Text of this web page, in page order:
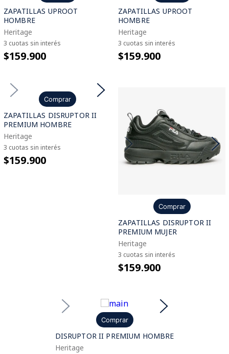
ZAPATILLAS UPROOT
HOMBRE
Heritage
3 cuotas sin interés
$159.900
ZAPATILLAS UPROOT
HOMBRE
Heritage
3 cuotas sin interés
$159.900
Comprar
ZAPATILLAS DISRUPTOR II
PREMIUM HOMBRE
Heritage
3 cuotas sin interés
$159.900
Comprar
ZAPATILLAS DISRUPTOR II
PREMIUM MUJER
Heritage
3 cuotas sin interés
$159.900
Comprar
DISRUPTOR II PREMIUM HOMBRE
Heritage